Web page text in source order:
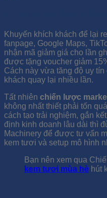
Khuyến khích khách để lại
fanpage, Google Maps,
nhận mã giảm giá cho lần
được tặng voucher giảm
Cách này vừa tăng độ uy
khách quay lại nhiều lần.
Tất nhiên chiến lược
không nhất thiết phải tốn
cách tạo trải nghiệm, gắn
định kinh doanh lâu dài thì
Machinery để được tư vấn
kem tươi và setup mô hình
Bạn nên xem qua
kem tươi mùa hè hút